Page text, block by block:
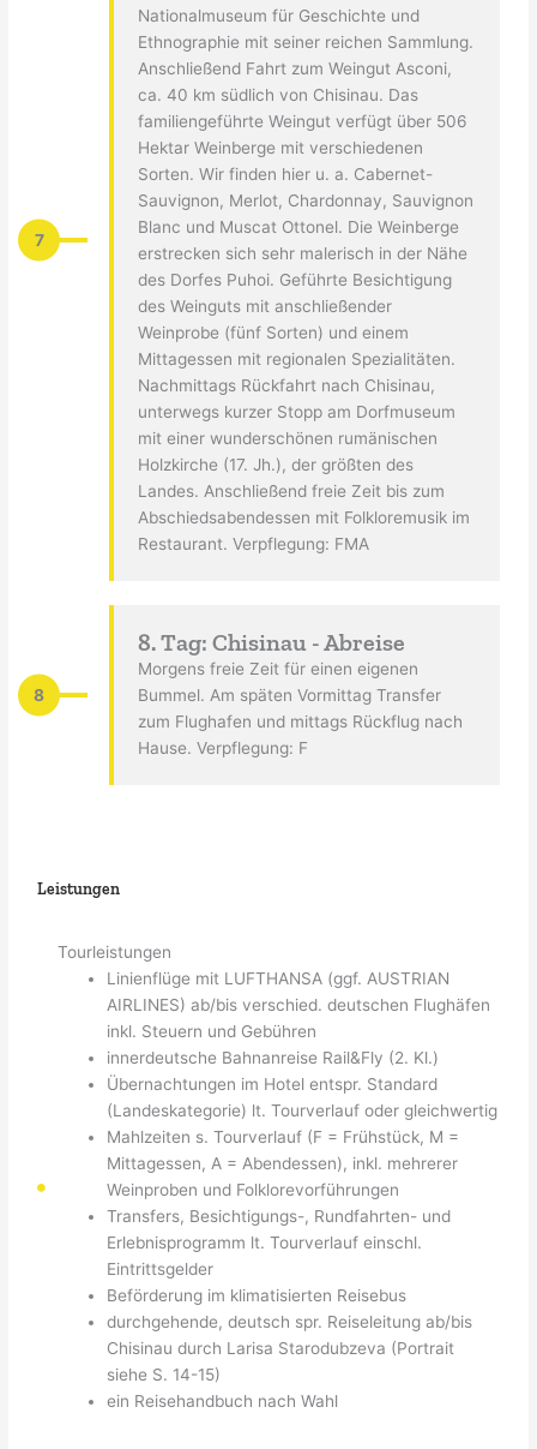
7
Nationalmuseum für Geschichte und
Ethnographie mit seiner reichen Sammlung.
Anschließend Fahrt zum Weingut Asconi,
ca. 40 km südlich von Chisinau. Das
familiengeführte Weingut verfügt über 506
Hektar Weinberge mit verschiedenen
Sorten. Wir finden hier u. a. Cabernet-
Sauvignon, Merlot, Chardonnay, Sauvignon
Blanc und Muscat Ottonel. Die Weinberge
erstrecken sich sehr malerisch in der Nähe
des Dorfes Puhoi. Geführte Besichtigung
des Weinguts mit anschließender
Weinprobe (fünf Sorten) und einem
Mittagessen mit regionalen Spezialitäten.
Nachmittags Rückfahrt nach Chisinau,
unterwegs kurzer Stopp am Dorfmuseum
mit einer wunderschönen rumänischen
Holzkirche (17. Jh.), der größten des
Landes. Anschließend freie Zeit bis zum
Abschiedsabendessen mit Folkloremusik im
Restaurant. Verpflegung: FMA
8
8. Tag: Chisinau - Abreise
Morgens freie Zeit für einen eigenen
Bummel. Am späten Vormittag Transfer
zum Flughafen und mittags Rückflug nach
Hause. Verpflegung: F
Leistungen
Tourleistungen
Linienflüge mit LUFTHANSA (ggf. AUSTRIAN
AIRLINES) ab/bis verschied. deutschen Flughäfen
inkl. Steuern und Gebühren
innerdeutsche Bahnanreise Rail&Fly (2. Kl.)
Übernachtungen im Hotel entspr. Standard
(Landeskategorie) lt. Tourverlauf oder gleichwertig
Mahlzeiten s. Tourverlauf (F = Frühstück, M =
Mittagessen, A = Abendessen), inkl. mehrerer
Weinproben und Folklorevorführungen
Transfers, Besichtigungs-, Rundfahrten- und
Erlebnisprogramm lt. Tourverlauf einschl.
Eintrittsgelder
Beförderung im klimatisierten Reisebus
durchgehende, deutsch spr. Reiseleitung ab/bis
Chisinau durch Larisa Starodubzeva (Portrait
siehe S. 14-15)
ein Reisehandbuch nach Wahl